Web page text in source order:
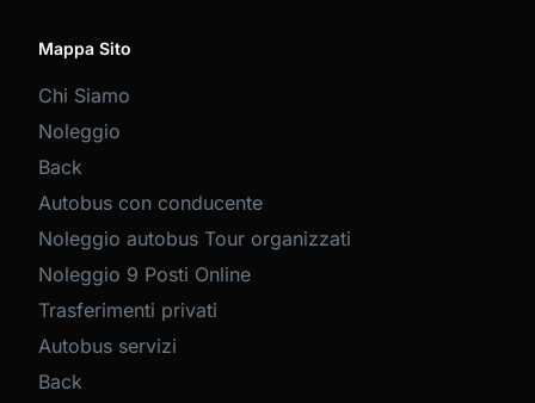
Mappa Sito
Chi Siamo
Noleggio
Back
Autobus con conducente
Noleggio autobus Tour organizzati
Noleggio 9 Posti Online
Trasferimenti privati
Autobus servizi
Back